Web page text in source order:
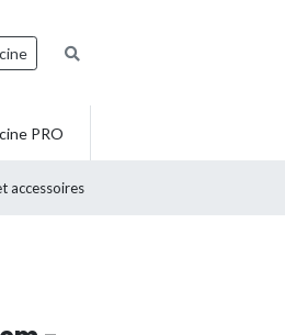
accessoires
PRO